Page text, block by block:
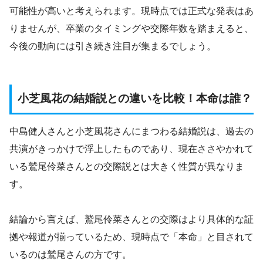
可能性が高いと考えられます。現時点では正式な発表はあ
りませんが、卒業のタイミングや交際年数を踏まえると、
今後の動向には引き続き注目が集まるでしょう。
小芝風花の結婚説との違いを比較！本命は誰？
中島健人さんと小芝風花さんにまつわる結婚説は、過去の
共演がきっかけで浮上したものであり、現在ささやかれて
いる鷲尾伶菜さんとの交際説とは大きく性質が異なりま
す。
結論から言えば、鷲尾伶菜さんとの交際はより具体的な証
拠や報道が揃っているため、現時点で「本命」と目されて
いるのは鷲尾さんの方です。